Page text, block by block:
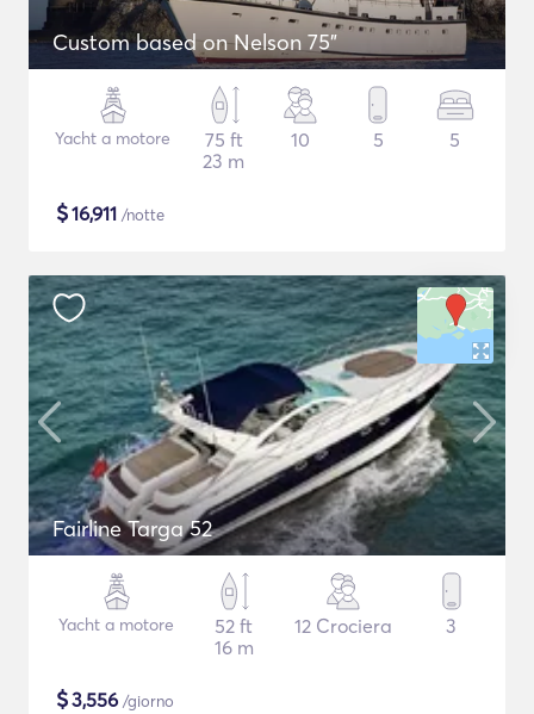
Custom based on Nelson 75"
Yacht a motore
75 ft
23 m
10 5 5
$16,911 /notte
Fairline Targa 52
Yacht a motore
52 ft
16 m
12 Crociera 3
$3,556 /giorno